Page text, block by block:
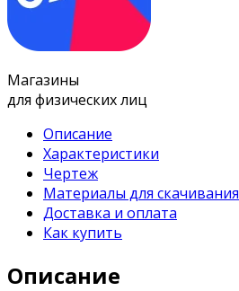
Магазины
для физических лиц
Описание
Характеристики
Чертеж
Материалы для скачивания
Доставка и оплата
Как купить
Описание